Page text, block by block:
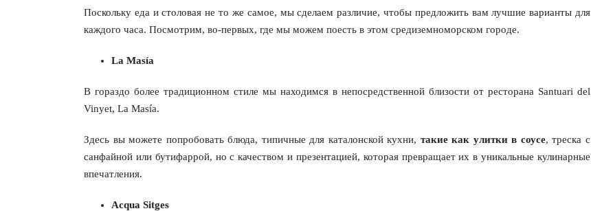
Поскольку еда и столовая не то же самое, мы сделаем различие, чтобы предложить вам лучшие варианты для
каждого часа. Посмотрим, во-первых, где мы можем поесть в этом средиземноморском городе.
La Masía
В гораздо более традиционном стиле мы находимся в непосредственной близости от ресторана Santuari del
Vinyet, La Masía.
Здесь вы можете попробовать блюда, типичные для каталонской кухни, такие как улитки в соусе, треска с
санфайной или бутифаррой, но с качеством и презентацией, которая превращает их в уникальные кулинарные
впечатления.
Acqua Sitges